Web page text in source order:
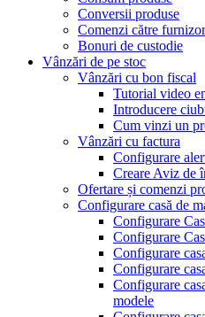
Conversii produse
Comenzi către
Bonuri de custodie
Vânzări de pe stoc
Vânzări cu bon fiscal
Tutorial video
Introducere
Cum vinzi un
Vânzări cu factura
Configurare
Creare Aviz de
Ofertare și comenzi
Configurare casă de
Configurare
Configurare
Configurare
Configurare
Configurare
modele